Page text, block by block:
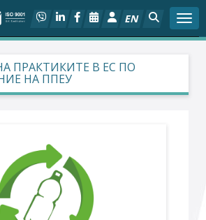
EN
ПРАКТИКИТЕ В ЕС ПО
НА ППЕУ